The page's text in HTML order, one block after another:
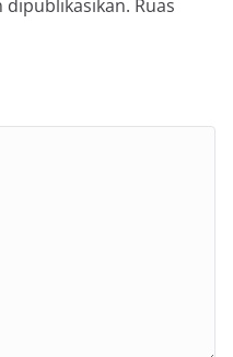
dipublikasikan. Ruas